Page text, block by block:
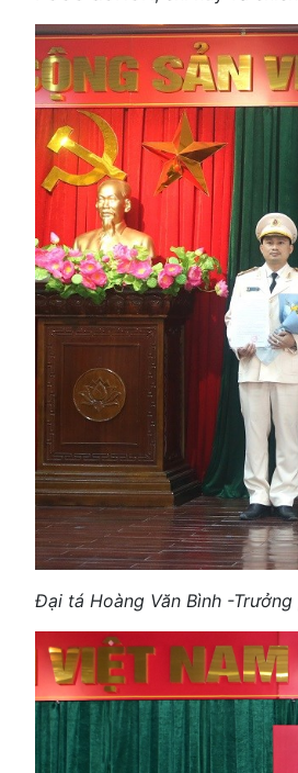
Đại tá Hoàng Văn Bình -